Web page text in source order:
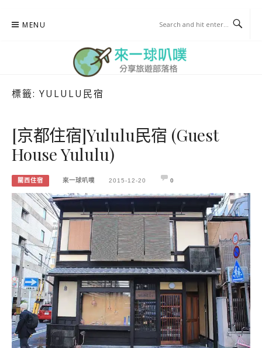
MENU
標籤: YULULU民宿
[京都住宿]Yululu民宿 (Guest
House Yululu)
關西住宿 來一球叭噗 2015-12-20 0